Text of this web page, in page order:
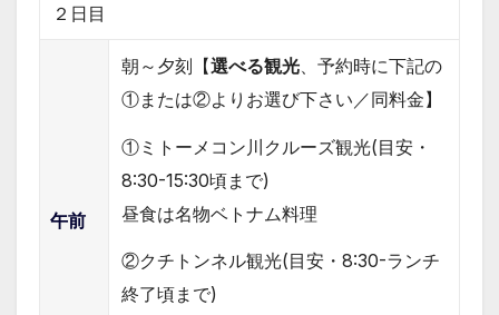
２日目
午前
朝～夕刻【選べる観光 、予約時に下記の
①または②よりお選び下さい／同料金】
①ミトーメコン川クルーズ観光(目安・
8:30-15:30頃まで)
昼食は名物ベトナム料理
②クチトンネル観光(目安・8:30-ランチ
終了頃まで)